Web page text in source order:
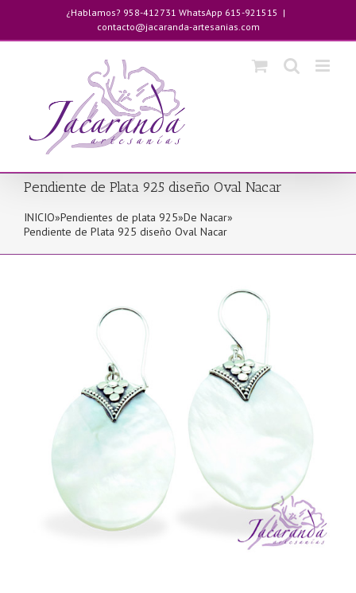
contenido
¿Hablamos? 958-412731 WhatsApp 615-921515 |
contacto@jacaranda-artesanias.com
Pendiente de Plata 925 diseño Oval Nacar
INICIO»Pendientes de plata 925»De Nacar»
Pendiente de Plata 925 diseño Oval Nacar